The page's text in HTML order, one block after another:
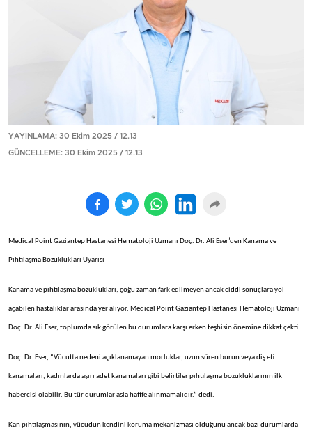
YAYINLAMA: 30 Ekim 2025 / 12.13
GÜNCELLEME: 30 Ekim 2025 / 12.13
Medical Point Gaziantep Hastanesi Hematoloji Uzmanı Doç. Dr. Ali Eser’den Kanama ve
Pıhtılaşma Bozuklukları Uyarısı
Kanama ve pıhtılaşma bozuklukları, çoğu zaman fark edilmeyen ancak ciddi sonuçlara yol
açabilen hastalıklar arasında yer alıyor. Medical Point Gaziantep Hastanesi Hematoloji Uzmanı
Doç. Dr. Ali Eser, toplumda sık görülen bu durumlara karşı erken teşhisin önemine dikkat çekti.
Doç. Dr. Eser, “Vücutta nedeni açıklanamayan morluklar, uzun süren burun veya diş eti
kanamaları, kadınlarda aşırı adet kanamaları gibi belirtiler pıhtılaşma bozukluklarının ilk
habercisi olabilir. Bu tür durumlar asla hafife alınmamalıdır.” dedi.
Kan pıhtılaşmasının, vücudun kendini koruma mekanizması olduğunu ancak bazı durumlarda